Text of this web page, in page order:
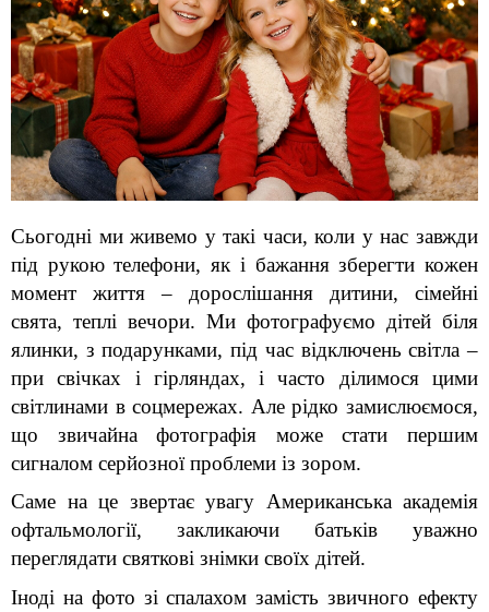
Сьогодні ми живемо у такі часи, коли у нас завжди
під рукою телефони, як і бажання зберегти кожен
момент життя – дорослішання дитини, сімейні
свята, теплі вечори. Ми фотографуємо дітей біля
ялинки, з подарунками, під час відключень світла –
при свічках і гірляндах, і часто ділимося цими
світлинами в соцмережах. Але рідко замислюємося,
що звичайна фотографія може стати першим
сигналом серйозної проблеми із зором.
Саме на це звертає увагу Американська академія
офтальмології, закликаючи батьків уважно
переглядати святкові знімки своїх дітей.
Іноді на фото зі спалахом замість звичного ефекту